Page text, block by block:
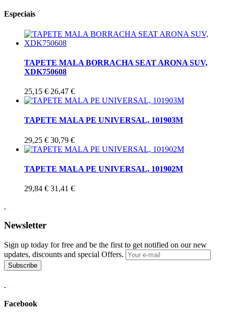
Especiais
TAPETE MALA BORRACHA SEAT ARONA SUV,
XDK750608
25,15 € 26,47 €
TAPETE MALA PE UNIVERSAL, 101903M
29,25 € 30,79 €
TAPETE MALA PE UNIVERSAL, 101902M
29,84 € 31,41 €
Newsletter
Sign up today for free and be the first to get notified on our new
updates, discounts and special Offers.
Subscribe
Facebook